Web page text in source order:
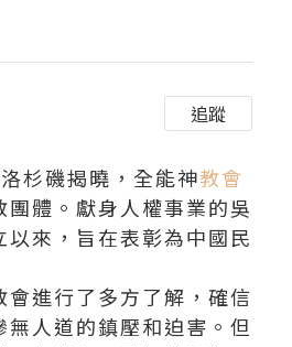
追蹤
杉磯揭曉， 全能神教會
團體。獻身人權事業的吳
來，旨在表彰為中國民
會進行了多方了解，確信
人道的鎮壓和迫害。但